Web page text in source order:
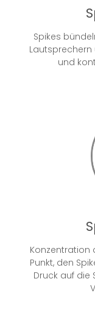
Spikes
und
Konzentration
Punkt, den
Druck auf